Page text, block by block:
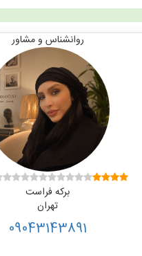
روانشناس و مشاور
برکه فراست
تهران
09043143891